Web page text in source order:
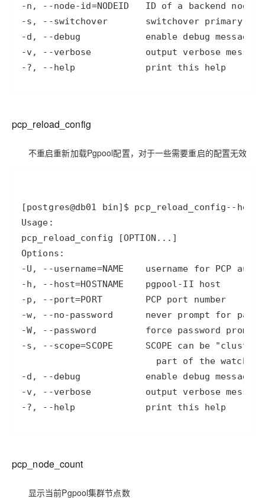
-n , --node-id=NODEID   ID of a backend node
-s , --switchover
switchover primary
-d , --debug
-v, --verbose
-?, --help
             print this help
pcp_reload_config
不重启重新加载Pgpool配置，对于一些需要重启的配置无效
[postgres@db01 bin] $ pcp_reload_config--help
-U , --username=NAME    username for
-h , --host=
-p , --port=
-w, --no-password
      never prompt
for
-W, --password
-s , --scope=SCOPE      SCOPE can be "cluster"
-d , --debug
-v, --verbose
-?, --help
             print this help
pcp_node_count
显示当前Pgpool集群节点数